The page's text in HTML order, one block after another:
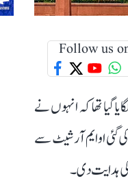
Follow us
لگایا گیا تھا کہ انہوں نے
گئی او ایم آر شیٹ سے
ہدایت دی۔